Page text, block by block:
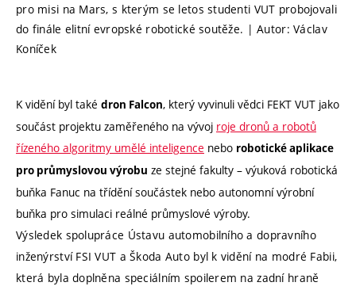
pro misi na Mars, s kterým se letos studenti VUT probojovali
do finále elitní evropské robotické soutěže. | Autor: Václav
Koníček
K vidění byl také dron Falcon, který vyvinuli vědci FEKT VUT jako
součást projektu zaměřeného na vývoj roje dronů a robotů
řízeného algoritmy umělé inteligence nebo robotické aplikace
pro průmyslovou výrobu ze stejné fakulty – výuková robotická
buňka Fanuc na třídění součástek nebo autonomní výrobní
buňka pro simulaci reálné průmyslové výroby.
Výsledek spolupráce Ústavu automobilního a dopravního
inženýrství FSI VUT a Škoda Auto byl k vidění na modré Fabii,
která byla doplněna speciálním spoilerem na zadní hraně